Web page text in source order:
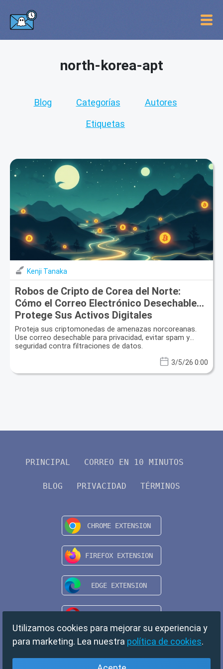
north-korea-apt
Blog Categorías Autores
Etiquetas
Kenji Tanaka
Robos de Cripto de Corea del Norte:
Cómo el Correo Electrónico Desechable
Protege Sus Activos Digitales
Proteja sus criptomonedas de amenazas norcoreanas.
Use correo desechable para privacidad, evitar spam y
seguridad contra filtraciones de datos.
3/5/26 0:00
PRINCIPAL CORREO EN 10 MINUTOS
BLOG PRIVACIDAD TÉRMINOS
Utilizamos cookies para mejorar su experiencia y
para marketing. Lea nuestra política de cookies.